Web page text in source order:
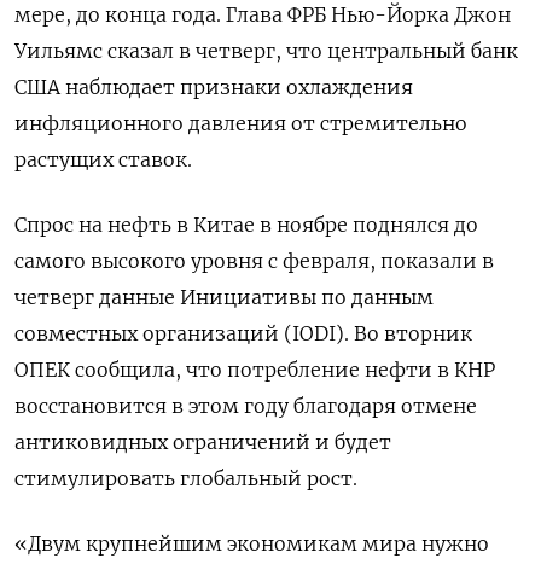
мере, до конца года. Глава ФРБ Нью-Йорка Джон
Уильямс сказал в четверг, что центральный банк
США наблюдает признаки охлаждения
инфляционного давления от стремительно
растущих ставок.
Спрос на нефть в Китае в ноябре поднялся до
самого высокого уровня с февраля, показали в
четверг данные Инициативы по данным
совместных организаций (IODI). Во вторник
ОПЕК сообщила, что потребление нефти в КНР
восстановится в этом году благодаря отмене
антиковидных ограничений и будет
стимулировать глобальный рост.
«Двум крупнейшим экономикам мира нужно